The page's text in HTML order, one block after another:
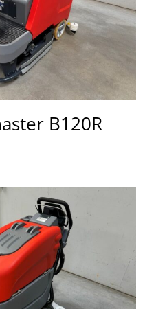
B120R